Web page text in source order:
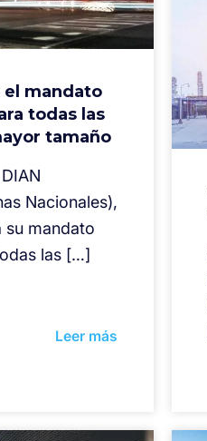
el mandato
todas las
tamaño
Nacionales),
su mandato
las […]
Leer más